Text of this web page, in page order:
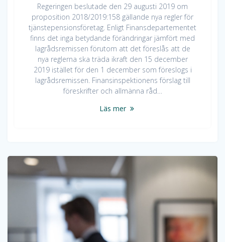
Regeringen beslutade den 29 augusti 2019 om
proposition 2018/2019:158 gällande nya regler för
tjänstepensionsföretag. Enligt Finansdepartementet
finns det inga betydande förändringar jämfört med
lagrådsremissen förutom att det föreslås att de
nya reglerna ska träda ikraft den 15 december
2019 istället för den 1 december som föreslogs i
lagrådsremissen. Finansinspektionens förslag till
föreskrifter och allmänna råd…
Läs mer